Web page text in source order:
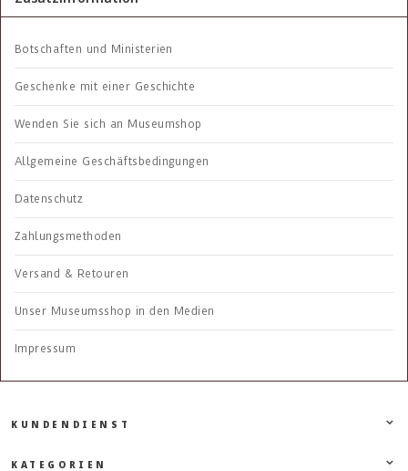
Botschaften und Ministerien
Geschenke mit einer Geschichte
Wenden Sie sich an Museumshop
Allgemeine Geschäftsbedingungen
Datenschutz
Zahlungsmethoden
Versand & Retouren
Unser Museumsshop in den Medien
Impressum
KUNDENDIENST
KATEGORIEN